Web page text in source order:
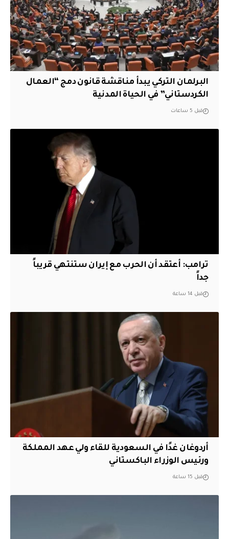
البرلمان التركي يبدأ مناقشة قانون دمج “العمال
الكردستاني” في الحياة المدنية
قبل 5 ساعات
‏ترامب: أعتقد أن الحرب مع إيران ستنتهي قريباً
جداً
قبل 14 ساعة
أردوغان غدًا في السعودية للقاء ولي عهد المملكة
ورئيس الوزراء الباكستاني
قبل 15 ساعة